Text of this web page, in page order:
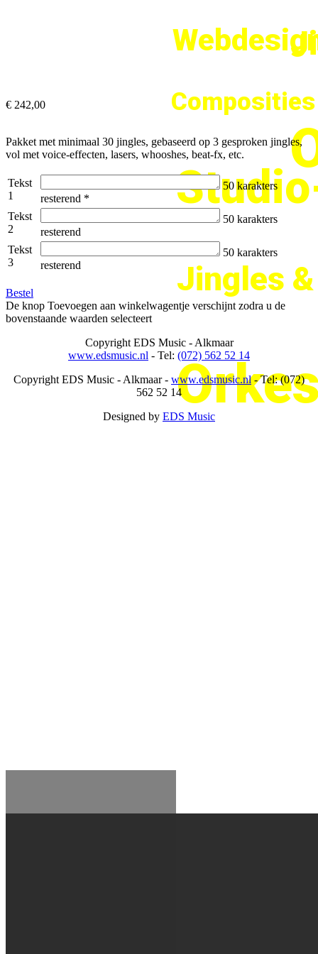
Jingles
€ 242,00
Pakket met minimaal 30 jingles, gebaseerd op 3 gesproken jingles,
vol met voice-effecten, lasers, whooshes, beat-fx, etc.
Tekst
1
50 karakters
resterend *
Tekst
2
50 karakters
resterend
Tekst
3
50 karakters
resterend
Bestel
De knop Toevoegen aan winkelwagentje verschijnt zodra u de
bovenstaande waarden selecteert
CopyrightEDS Music - Alkmaar
www.edsmusic.nl - Tel: (072) 562 52 14
CopyrightEDS Music - Alkmaar - www.edsmusic.nl- Tel: (072)
562 52 14
Designed by EDS Music